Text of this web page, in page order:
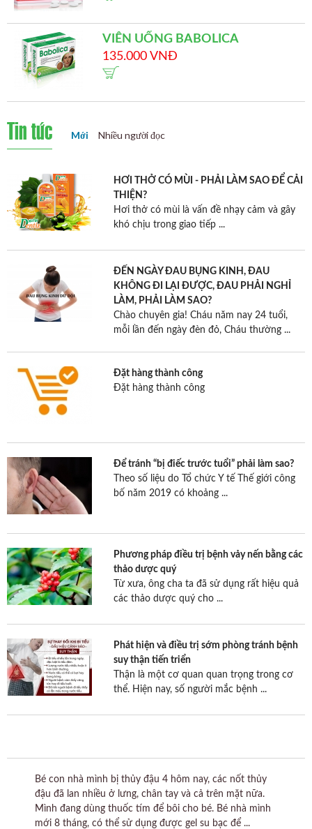
VIÊN UỐNG BABOLICA
135.000 VNĐ
Tin tức Mới Nhiều người đọc
HƠI THỞ CÓ MÙI - PHẢI LÀM SAO ĐỂ CẢI
THIỆN?
Hơi thở có mùi là vấn đề nhạy cảm và gây
khó chịu trong giao tiếp ...
ĐẾN NGÀY ĐAU BỤNG KINH, ĐAU
KHÔNG ĐI LẠI ĐƯỢC, ĐAU PHẢI NGHỈ
LÀM, PHẢI LÀM SAO?
Chào chuyên gia! Cháu năm nay 24 tuổi,
mỗi lần đến ngày đèn đỏ, Cháu thường ...
Đặt hàng thành công
Đặt hàng thành công
Để tránh “bị điếc trước tuổi” phải làm sao?
Theo số liệu do Tổ chức Y tế Thế giới công
bố năm 2019 có khoảng ...
Phương pháp điều trị bệnh vảy nến bằng các
thảo dược quý
Từ xưa, ông cha ta đã sử dụng rất hiệu quả
các thảo dược quý cho ...
Phát hiện và điều trị sớm phòng tránh bệnh
suy thận tiến triển
Thận là một cơ quan quan trọng trong cơ
thể. Hiện nay, số người mắc bệnh ...
Bé con nhà mình bị thủy đậu 4 hôm nay, các nốt thủy
đậu đã lan nhiều ở lưng, chân tay và cả trên mặt nữa.
Mình đang dùng thuốc tím để bôi cho bé. Bé nhà mình
mới 8 tháng, có thể sử dụng được gel su bạc để ...